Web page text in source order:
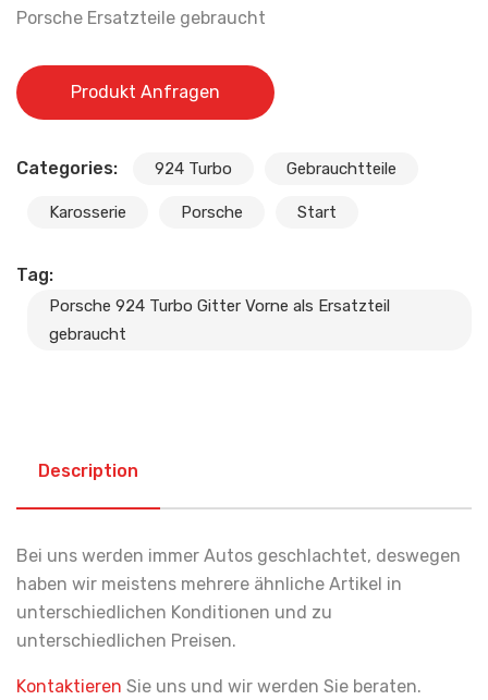
Porsche Ersatzteile gebraucht
Produkt Anfragen
Categories: 924 Turbo Gebrauchtteile
Karosserie Porsche Start
Tag:
Porsche 924 Turbo Gitter Vorne als Ersatzteil
gebraucht
Description
Bei uns werden immer Autos geschlachtet, deswegen
haben wir meistens mehrere ähnliche Artikel in
unterschiedlichen Konditionen und zu
unterschiedlichen Preisen.
Kontaktieren Sie uns und wir werden Sie beraten.